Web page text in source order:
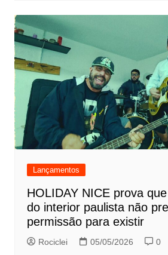
Lançamentos
HOLIDAY NICE prova
do interior paulista não
permissão para existir
Rociclei 05/05/2026 0